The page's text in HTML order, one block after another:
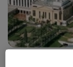
Clínica
ACTIVIDAD
Profesor de
Universidad